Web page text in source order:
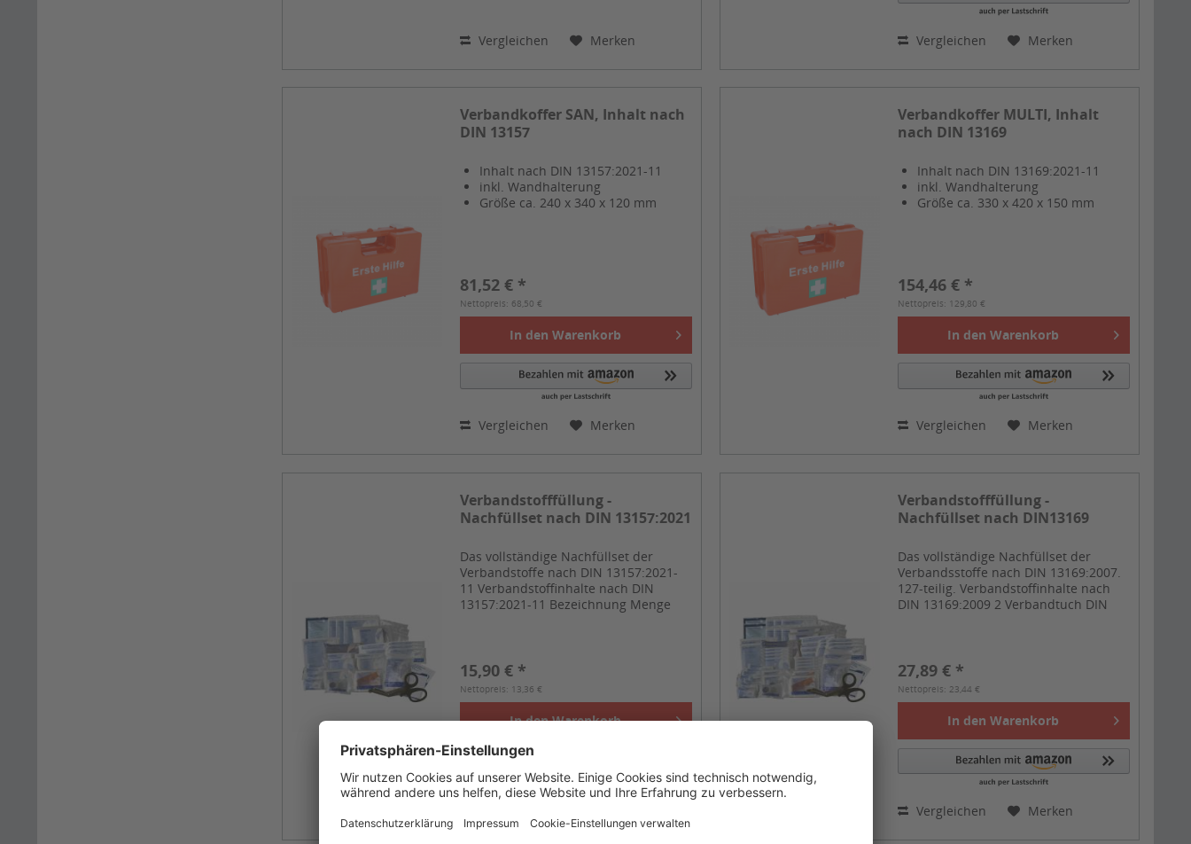
Vergleichen Merken Vergleichen Merken
Verbandkoffer SAN, Inhalt nach
DIN 13157
Inhalt nach DIN 13157:2021-11
inkl. Wandhalterung
Größe ca. 240 x 340 x 120 mm
81,52 € *
Nettopreis: 68,50 €
In den Warenkorb
Vergleichen Merken
Verbandkoffer MULTI, Inhalt
nach DIN 13169
Inhalt nach DIN 13169:2021-11
inkl. Wandhalterung
Größe ca. 330 x 420 x 150 mm
154,46 € *
Nettopreis: 129,80 €
In den Warenkorb
Vergleichen Merken
Verbandstofffüllung -
Nachfüllset nach DIN 13157:2021
Das vollständige Nachfüllset der
Verbandstoffe nach DIN 13157:2021-
11 Verbandstoffinhalte nach DIN
13157:2021-11 Bezeichnung Menge
15,90 € *
Nettopreis: 13,36 €
In den Warenkorb
Verbandstofffüllung -
Nachfüllset nach DIN13169
Das vollständige Nachfüllset der
Verbandsstoffe nach DIN 13169:2007.
127-teilig. Verbandstoffinhalte nach
DIN 13169:2009 2 Verbandtuch DIN
27,89 € *
Nettopreis: 23,44 €
In den Warenkorb
Vergleichen Merken